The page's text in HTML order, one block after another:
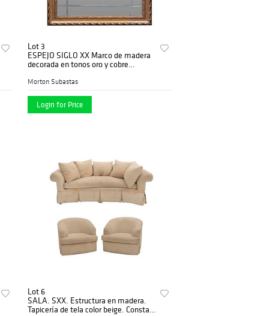
Lot 3
ESPEJO SIGLO XX Marco de madera
decorada en tonos oro y cobre
de conservación 70...
Morton Subastas
Login for Price
Lot 6
SALA. SXX. Estructura en madera.
Tapicería de tela color beige. Consta